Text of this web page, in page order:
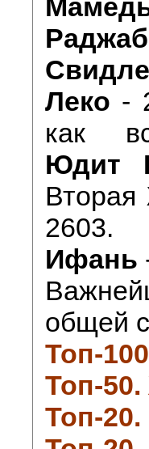
Леко -
как
Юдит
Вторая
Ифань
общей
Топ-
Топ-
Топ-